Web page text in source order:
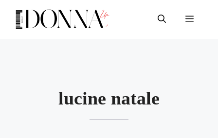
contenuto
Menu
lucine natale